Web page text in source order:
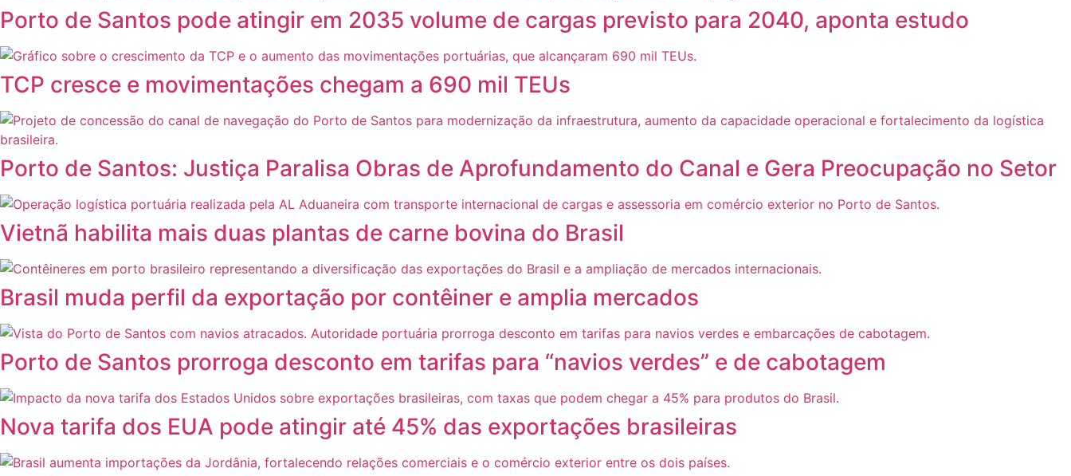
Porto de Santos pode atingir em 2035 volume de cargas previsto para 2040, aponta estudo
TCP cresce e movimentações chegam a 690 mil TEUs
Porto de Santos: Justiça Paralisa Obras de Aprofundamento do Canal e Gera Preocupação no Setor
Vietnã habilita mais duas plantas de carne bovina do Brasil
Brasil muda perfil da exportação por contêiner e amplia mercados
Porto de Santos prorroga desconto em tarifas para “navios verdes” e de cabotagem
Nova tarifa dos EUA pode atingir até 45% das exportações brasileiras